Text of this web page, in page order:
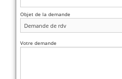
Objet de la demande
Votre demande